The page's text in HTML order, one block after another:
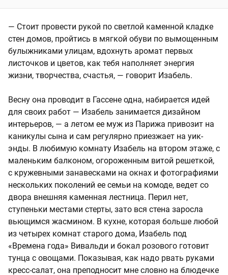
— Стоит провести рукой по светлой каменной кладке
стен домов, пройтись в мягкой обуви по вымощенным
булыжниками улицам, вдохнуть аромат первых
листочков и цветов, как тебя наполняет энергия
жизни, творчества, счастья, — говорит Изабель.
Весну она проводит в Гассене одна, набирается идей
для своих работ — Изабель занимается дизайном
интерьеров, — а летом ее муж из Парижа привозит на
каникулы сына и сам регулярно приезжает на уик-
энды. В любимую комнату Изабель на втором этаже, с
маленьким балконом, огороженным витой решеткой,
с кружевными занавесками на окнах и фотографиями
нескольких поколений ее семьи на комоде, ведет со
двора внешняя каменная лестница. Перил нет,
ступеньки местами стерты, зато вся стена заросла
вьющимся жасмином. В кухне, которая больше любой
из четырех комнат старого дома, Изабель под
«Времена года» Вивальди и бокал розового готовит
тунца с овощами. Показывая, как надо рвать руками
кресс-салат, она преподносит мне словно на блюдечке